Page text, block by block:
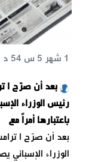
بعد أن صرّح ا
رئيس الوزراء
باعتبارها أمراً مع
1 شهر 5 س 54 د 8 ث
بعد أن صرّح ا
الوزراء